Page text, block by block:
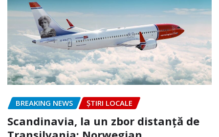
BREAKING NEWS ȘTIRI LOCALE
Scandinavia, la un zbor distanță de